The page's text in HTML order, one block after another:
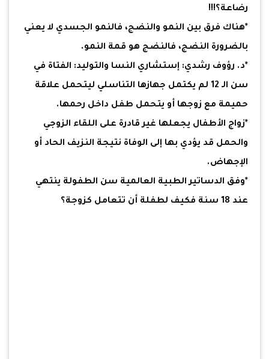
رضاعة؟!!!
*هناك فرق بين النمو والنضج، فالنمو الجسدي لا يعني
بالضرورة النضج، فالنضج هو قمة النمو.
*د. رؤوف رشدي: إستشاري النسا والتوليد: الفتاة في
سن الـ 12 لم يكتمل جهازها التناسلي ليتحمل علاقة
حميمة مع زوجها أو يتحمل طفل داخل رحمها.
*زواج الأطفال يجعلها غير قادرة على اللقاء الزوجي
والحمل قد يؤدي بها إلى الوفاة نتيجة النزيف الحاد أو
الإجهاض.
*وفق الدساتير الطبية العالمية سن الطفولة ينتهي
عند 18 سنة فكيف لطفلة أن تتعامل كزوجة؟